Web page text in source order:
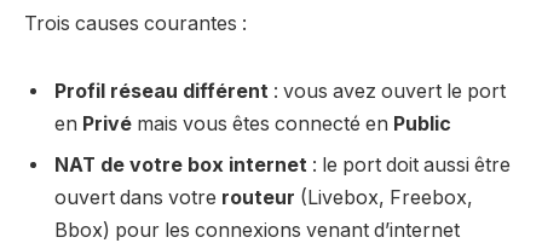
Trois causes courantes :
Profil réseau différent : vous avez ouvert le port
en Privé mais vous êtes connecté en Public
NAT de votre box internet : le port doit aussi être
ouvert dans votre routeur (Livebox, Freebox,
Bbox) pour les connexions venant d’internet